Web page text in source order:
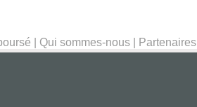
Qui sommes-nous Partenaires